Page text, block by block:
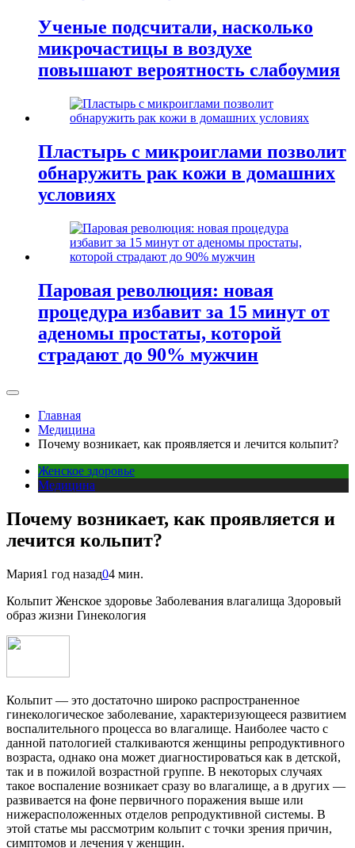
Ученые подсчитали, насколько
микрочастицы в воздухе
повышают вероятность слабоумия
Пластырь с микроиглами позволит
обнаружить рак кожи в домашних
условиях
Паровая революция: новая
процедура избавит за 15 минут от
аденомы простаты, которой
страдают до 90% мужчин
Главная
Медицина
Почему возникает, как проявляется и лечится кольпит?
Женское здоровье
Медицина
Почему возникает, как проявляется и
лечится кольпит?
Мария1 год назад04 мин.
Кольпит Женское здоровье Заболевания влагалища Здоровый
образ жизни Гинекология
Кольпит — это достаточно широко распространенное
гинекологическое заболевание, характеризующееся развитием
воспалительного процесса во влагалище. Наиболее часто с
данной патологией сталкиваются женщины репродуктивного
возраста, однако она может диагностироваться как в детской,
так и в пожилой возрастной группе. В некоторых случаях
такое воспаление возникает сразу во влагалище, а в других —
развивается на фоне первичного поражения выше или
нижерасположенных отделов репродуктивной системы. В
этой статье мы рассмотрим кольпит с точки зрения причин,
симптомов и лечения у женщин.